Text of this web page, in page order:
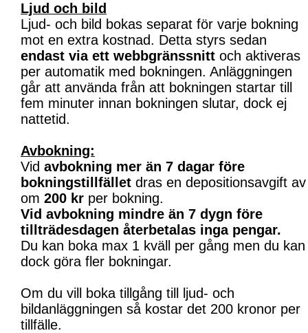
Ljud och bild
Ljud- och bild bokas separat för varje bokning
mot en extra kostnad. Detta styrs sedan
endast via ett webbgränssnitt och aktiveras
per automatik med bokningen. Anläggningen
går att använda från att bokningen startar till
fem minuter innan bokningen slutar, dock ej
nattetid.
Avbokning:
Vid avbokning mer än 7 dagar före
bokningstillfället dras en depositionsavgift av
om 200 kr per bokning.
Vid avbokning mindre än 7 dygn före
tillträdesdagen återbetalas inga pengar.
Du kan boka max 1 kväll per gång men du kan
dock göra fler bokningar.
Om du vill boka tillgång till ljud- och
bildanläggningen så kostar det 200 kronor per
tillfälle.